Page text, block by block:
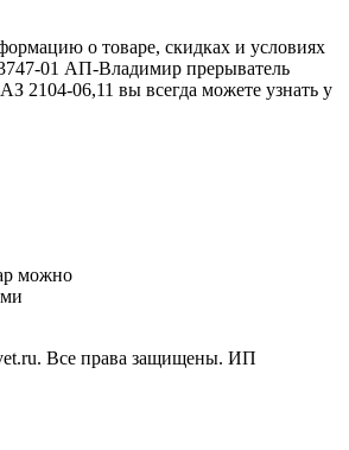
о товаре, скидках и условиях
01 АП-Владимир прерыватель
2104-06,11 вы всегда можете узнать у
можно
Все права защищены. ИП